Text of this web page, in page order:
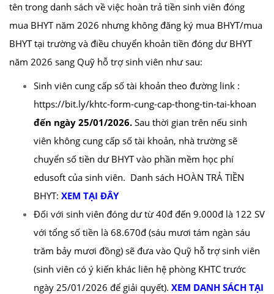
tên trong danh sách về việc hoàn trả tiền sinh viên đóng
mua BHYT năm 2026 nhưng không đăng ký mua BHYT/mua
BHYT tại trường và điều chuyển khoản tiền đóng dư BHYT
năm 2026 sang Quỹ hỗ trợ sinh viên như sau:
Sinh viên cung cấp số tài khoản theo đường link :
https://bit.ly/khtc-form-cung-cap-thong-tin-tai-khoan
đến ngày 25/01/2026. Sau thời gian trên nếu sinh
viên không cung cấp số tài khoản, nhà trường sẽ
chuyển số tiền dư BHYT vào phần mềm học phí
edusoft của sinh viên. Danh sách HOÀN TRẢ TIỀN
BHYT: XEM TẠI ĐÂY
Đối với sinh viên đóng dư từ 40đ đến 9.000đ là 122 SV
với tổng số tiền là 68.670đ (sáu mươi tám ngàn sáu
trăm bảy mươi đồng) sẽ đưa vào Quỹ hỗ trợ sinh viên
(sinh viên có ý kiến khác liên hệ phòng KHTC trước
ngày 25/01/2026 để giải quyết). XEM DANH SÁCH TẠI